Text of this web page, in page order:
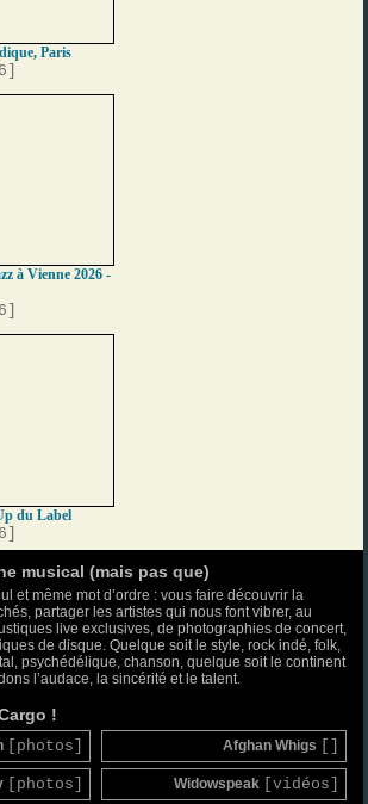
Paris
à Vienne 2026 -
du Label
musical (mais pas que)
et même mot d’ordre : vous faire découvrir la
partager les artistes qui nous font vibrer, au
live exclusives, de photographies de concert,
de disque. Quelque soit le style, rock indé, folk,
psychédélique, chanson, quelque soit le continent
l’audace, la sincérité et le talent.
!
[photos] Afghan Whigs
[photos] Widowspeak [vidéos]